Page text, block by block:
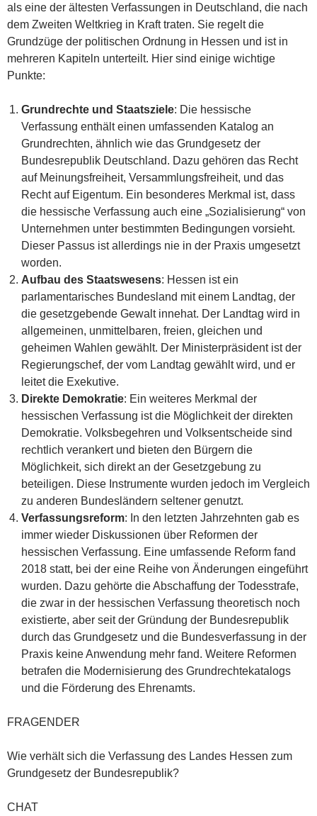
als eine der ältesten Verfassungen in Deutschland, die nach
dem Zweiten Weltkrieg in Kraft traten. Sie regelt die
Grundzüge der politischen Ordnung in Hessen und ist in
mehreren Kapiteln unterteilt. Hier sind einige wichtige
Punkte:
Grundrechte und Staatsziele: Die hessische
Verfassung enthält einen umfassenden Katalog an
Grundrechten, ähnlich wie das Grundgesetz der
Bundesrepublik Deutschland. Dazu gehören das Recht
auf Meinungsfreiheit, Versammlungsfreiheit, und das
Recht auf Eigentum. Ein besonderes Merkmal ist, dass
die hessische Verfassung auch eine „Sozialisierung“ von
Unternehmen unter bestimmten Bedingungen vorsieht.
Dieser Passus ist allerdings nie in der Praxis umgesetzt
worden.
Aufbau des Staatswesens: Hessen ist ein
parlamentarisches Bundesland mit einem Landtag, der
die gesetzgebende Gewalt innehat. Der Landtag wird in
allgemeinen, unmittelbaren, freien, gleichen und
geheimen Wahlen gewählt. Der Ministerpräsident ist der
Regierungschef, der vom Landtag gewählt wird, und er
leitet die Exekutive.
Direkte Demokratie: Ein weiteres Merkmal der
hessischen Verfassung ist die Möglichkeit der direkten
Demokratie. Volksbegehren und Volksentscheide sind
rechtlich verankert und bieten den Bürgern die
Möglichkeit, sich direkt an der Gesetzgebung zu
beteiligen. Diese Instrumente wurden jedoch im Vergleich
zu anderen Bundesländern seltener genutzt.
Verfassungsreform: In den letzten Jahrzehnten gab es
immer wieder Diskussionen über Reformen der
hessischen Verfassung. Eine umfassende Reform fand
2018 statt, bei der eine Reihe von Änderungen eingeführt
wurden. Dazu gehörte die Abschaffung der Todesstrafe,
die zwar in der hessischen Verfassung theoretisch noch
existierte, aber seit der Gründung der Bundesrepublik
durch das Grundgesetz und die Bundesverfassung in der
Praxis keine Anwendung mehr fand. Weitere Reformen
betrafen die Modernisierung des Grundrechtekatalogs
und die Förderung des Ehrenamts.
FRAGENDER
Wie verhält sich die Verfassung des Landes Hessen zum
Grundgesetz der Bundesrepublik?
CHAT